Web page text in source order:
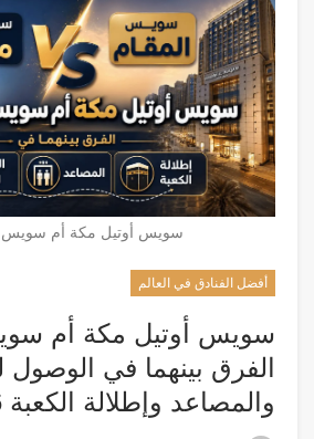
سويس أوتيل مكة أم سويس
أفضل الفنادق في العالم
سويس أوتيل مكة أم
الفرق بينهما في الوصول
والمصاعد وإطلالة الكعبة 2026